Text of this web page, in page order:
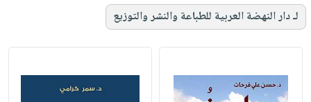
لـ دار النهضة العربية للطباعة والنشر والتوزيع